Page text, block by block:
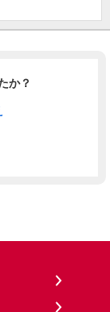
か？